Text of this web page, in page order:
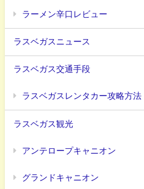
ラーメン辛口レビュー
ラスベガスニュース
ラスベガス交通手段
ラスベガスレンタカー攻略方法
ラスベガス観光
アンテロープキャニオン
グランドキャニオン